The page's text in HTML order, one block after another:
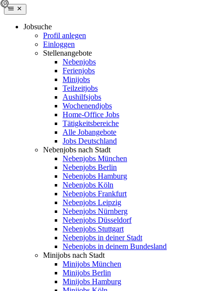
Jobsuche
Profil anlegen
Einloggen
Stellenangebote
Nebenjobs
Ferienjobs
Minijobs
Teilzeitjobs
Aushilfsjobs
Wochenendjobs
Home-Office Jobs
Tätigkeitsbereiche
Alle Jobangebote
Jobs Deutschland
Nebenjobs nach Stadt
Nebenjobs München
Nebenjobs Berlin
Nebenjobs Hamburg
Nebenjobs Köln
Nebenjobs Frankfurt
Nebenjobs Leipzig
Nebenjobs Nürnberg
Nebenjobs Düsseldorf
Nebenjobs Stuttgart
Nebenjobs in deiner Stadt
Nebenjobs in deinem Bundesland
Minijobs nach Stadt
Minijobs München
Minijobs Berlin
Minijobs Hamburg